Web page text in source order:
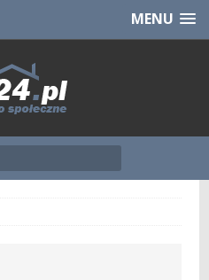
CHCĘ [klik]MENU